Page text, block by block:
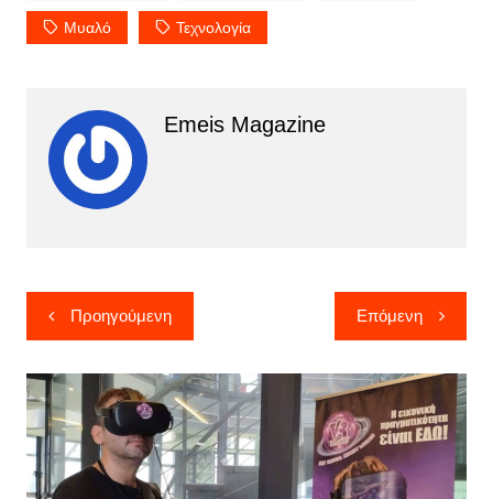
Μυαλό Τεχνολογία
Emeis Magazine
Πλοήγηση
άρθρων
Προηγούμενη Επόμενη